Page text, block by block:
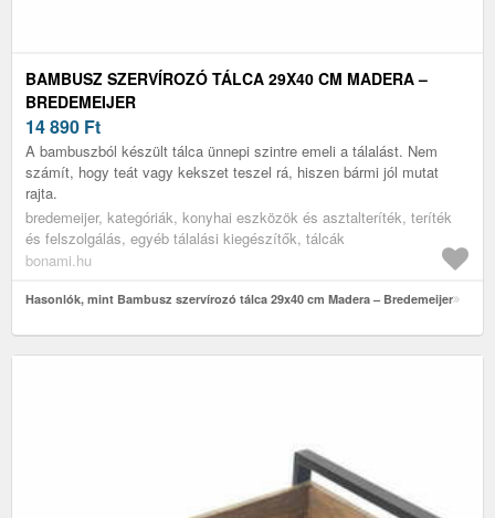
BAMBUSZ SZERVÍROZÓ TÁLCA 29X40 CM MADERA –
BREDEMEIJER
14 890 Ft
A bambuszból készült tálca ünnepi szintre emeli a tálalást. Nem
számít, hogy teát vagy kekszet teszel rá, hiszen bármi jól mutat
rajta.
bredemeijer, kategóriák, konyhai eszközök és asztalteríték, teríték
és felszolgálás, egyéb tálalási kiegészítők, tálcák
bonami.hu
Hasonlók, mint Bambusz szervírozó tálca 29x40 cm Madera – Bredemeijer